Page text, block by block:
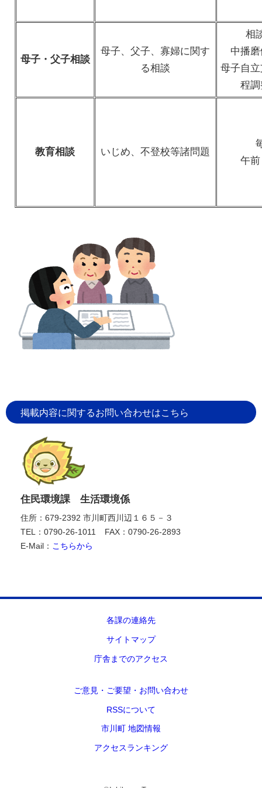
母子・父子相談
母子、父子、寡婦に関す
る相談
相
中播
母子自
程
教育相談 いじめ、不登校等諸問題
午
掲載内容に関するお問い合わせはこちら
住民環境課 生活環境係
住所：679-2392 市川町西川辺１６５－３
TEL：0790-26-1011
FAX：0790-26-2893
E-Mail： こちらから
各課の連絡先
サイトマップ
庁舎までのアクセス
ご意見・ご要望・お問い合わせ
RSSについて
市川町 地図情報
アクセスランキング